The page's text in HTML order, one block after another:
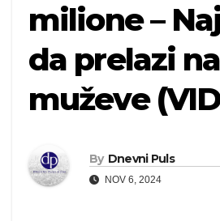
milione –
da prelazi
muževe
By Dnevni Puls
NOV 6, 2024